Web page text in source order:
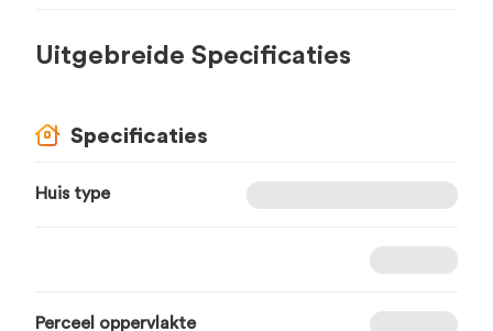
Uitgebreide Specificaties
Specificaties
Huis type
Perceel oppervlakte